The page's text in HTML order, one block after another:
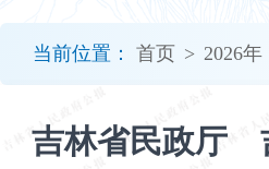
当前位置： 首页 > 2026年
吉林省民政厅
Alt